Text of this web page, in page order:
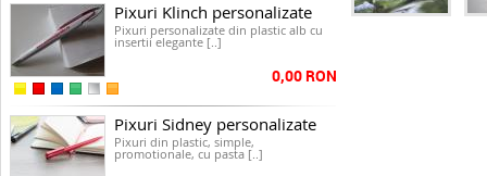
Pixuri Klinch personalizate
Pixuri personalizate din plastic alb cu
insertii elegante [..]
0,00 RON
Pixuri Sidney personalizate
Pixuri din plastic, simple,
promotionale, cu pasta [..]